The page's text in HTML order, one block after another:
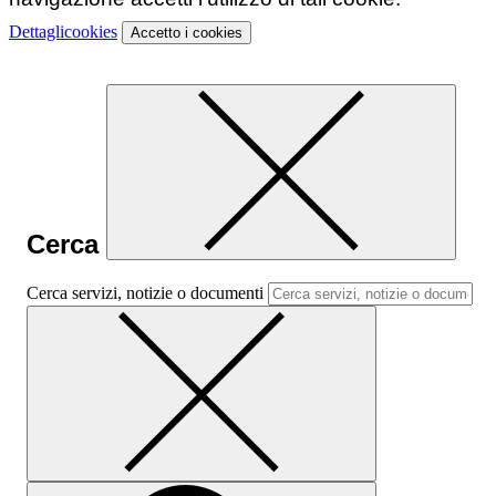
Dettaglicookies Accetto i cookies
Cerca
Cerca servizi, notizie o documenti